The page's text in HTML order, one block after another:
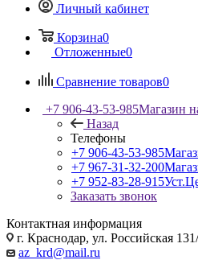
Личный кабинет
Корзина0
Отложенные0
Сравнение товаров0
+7 906-43-53-985Магазин
Назад
Телефоны
+7 906-43-53-985
+7 967-31-32-200
+7 952-83-28-915
Заказать звонок
Контактная информация
г. Краснодар, ул. Российская
az_krd@mail.ru